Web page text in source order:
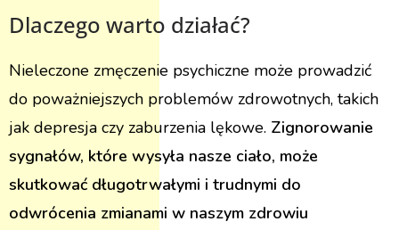
Dlaczego warto działać?
Nieleczone zmęczenie psychiczne może prowadzić
do poważniejszych problemów zdrowotnych, takich
jak depresja czy zaburzenia lękowe. Zignorowanie
sygnałów, które wysyła nasze ciało, może
skutkować długotrwałymi i trudnymi do
odwrócenia zmianami w naszym zdrowiu